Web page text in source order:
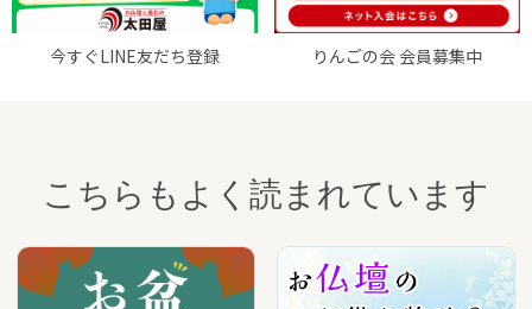
今すぐLINE友だち登録 りんごの会 会員募集中
こちらもよく読まれています